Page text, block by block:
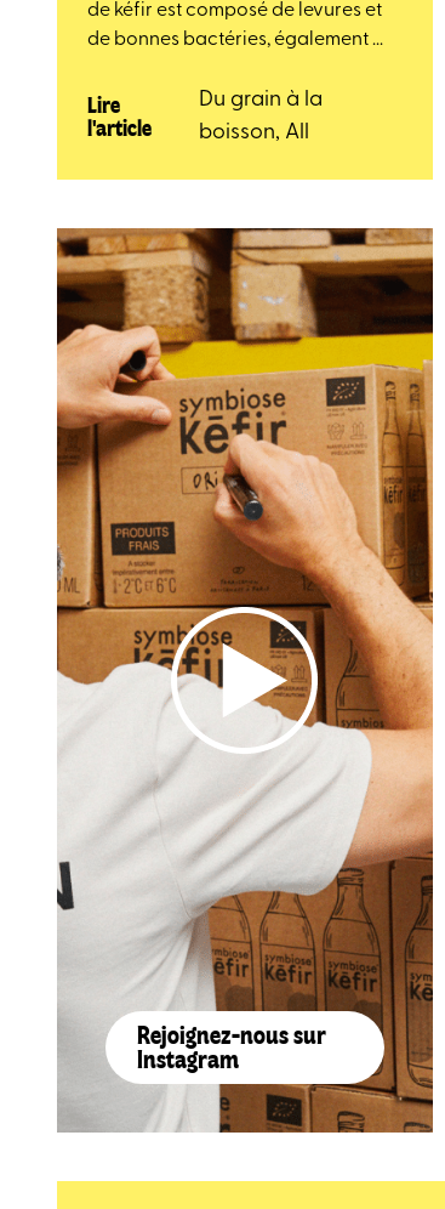
de kéfir est composé de levures et
de bonnes bactéries, également ...
Lire
l'article
Du grain à la
boisson, All
Rejoignez-nous sur
Instagram